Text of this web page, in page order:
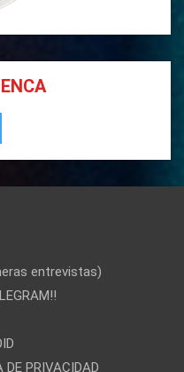
entrevistas)
DE PRIVACIDAD